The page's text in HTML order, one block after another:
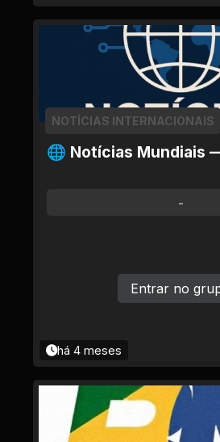
🌐 Notícias Mundiais
NOTÍCIAS INTERNACIONAIS
-
há 4 meses
Entrar no